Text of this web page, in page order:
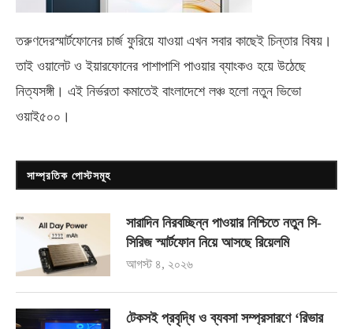
তরুণদেরস্মার্টফোনের চার্জ ফুরিয়ে যাওয়া এখন সবার কাছেই চিন্তার বিষয়।
তাই ওয়ালেট ও ইয়ারফোনের পাশাপাশি পাওয়ার ব্যাংকও হয়ে উঠেছে
নিত্যসঙ্গী। এই নির্ভরতা কমাতেই বাংলাদেশে লঞ্চ হলো নতুন ভিভো
ওয়াই৫০০ ।
সাম্প্রতিক পোস্টসমূহ
সারাদিন নিরবচ্ছিন্ন পাওয়ার নিশ্চিতে নতুন সি-
সিরিজ স্মার্টফোন নিয়ে আসছে রিয়েলমি
আগস্ট ৪, ২০২৬
টেকসই প্রবৃদ্ধি ও ব্যবসা সম্প্রসারণে ‘রিভার